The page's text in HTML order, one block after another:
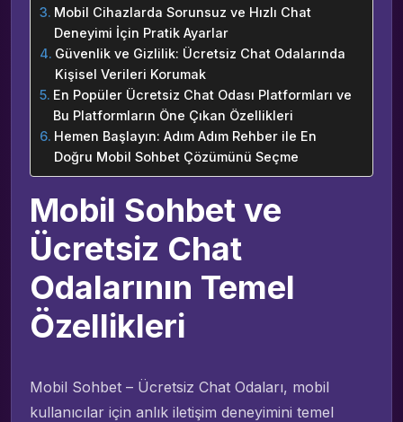
Mobil Cihazlarda Sorunsuz ve Hızlı Chat
Deneyimi İçin Pratik Ayarlar
Güvenlik ve Gizlilik: Ücretsiz Chat Odalarında
Kişisel Verileri Korumak
En Popüler Ücretsiz Chat Odası Platformları ve
Bu Platformların Öne Çıkan Özellikleri
Hemen Başlayın: Adım Adım Rehber ile En
Doğru Mobil Sohbet Çözümünü Seçme
Mobil Sohbet ve
Ücretsiz Chat
Odalarının Temel
Özellikleri
Mobil Sohbet – Ücretsiz Chat Odaları, mobil
kullanıcılar için anlık iletişim deneyimini temel